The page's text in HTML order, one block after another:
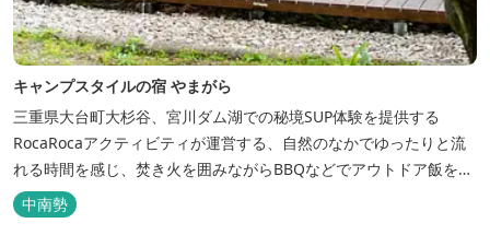
キャンプスタイルの宿 やまがら
三重県大台町大杉谷、宮川ダム湖での秘境SUP体験を提供する
RocaRocaアクティビティが運営する、自然のなかでゆったりと流
れる時間を感じ、焚き火を囲みながらBBQなどでアウトドア飯を愉
しめる宿。 ベッドルーム以外でも、満点の星空を眺めながらテント
を張って寝ることもできるキャンプスタイルでおもいおもいのひと
中南勢